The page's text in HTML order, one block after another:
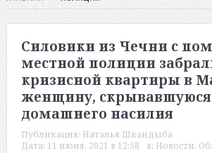
Силовики из Чечни с
местной полиции
кризисной квартиры в
женщину, скрывавшуюся
домашнего насилия
Публикация: Наталья Шкандыба
Дата: 11 июня, 2021 в 12:58 в: Новости,